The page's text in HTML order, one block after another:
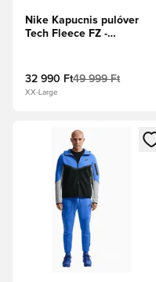
Nike Kapucnis pulóver
Tech Fleece FZ -
32 990 Ft49 999 Ft
XX-Large
Megnyit egy modált a